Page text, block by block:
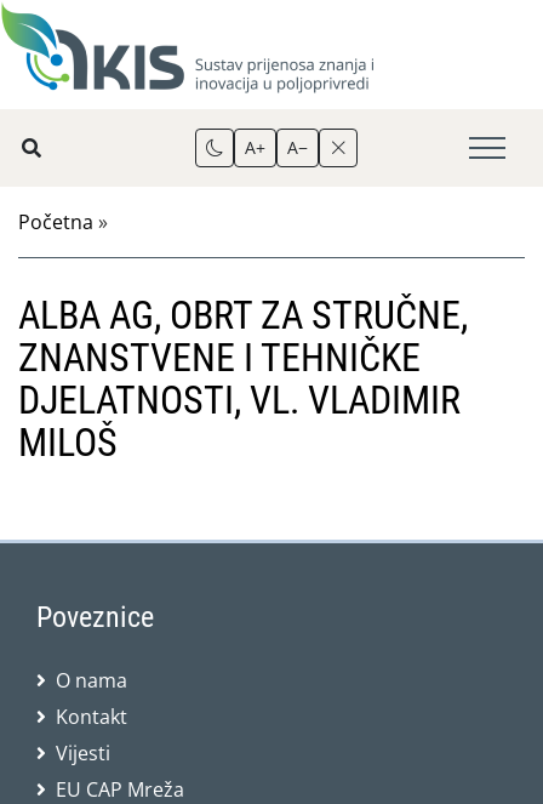
A+ A−
Početna »
ALBA AG, OBRT ZA STRUČNE,
ZNANSTVENE I TEHNIČKE
DJELATNOSTI, VL. VLADIMIR
MILOŠ
Poveznice
O nama
Kontakt
Vijesti
EU CAP Mreža